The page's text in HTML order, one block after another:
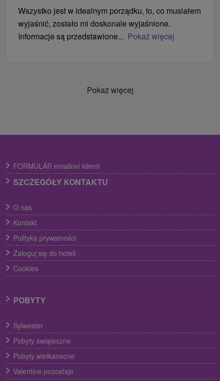
Wszystko jest w idealnym porządku, to, co musiałem
wyjaśnić, zostało mi doskonale wyjaśnione.
Informacje są przedstawione... Pokaż więcej
Pokaż więcej
FORMULÁR emailoví klienti
SZCZEGÓŁY KONTAKTU
O nas
Kontakt
Polityka prywatności
Zaloguj się do hoteli
Cookies
POBYTY
Sylwester
Pobyty świąteczne
Pobyty wielkanocne
Valentine pozostaje